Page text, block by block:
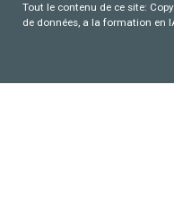
Tout le contenu de ce site:
de données, a la formation en